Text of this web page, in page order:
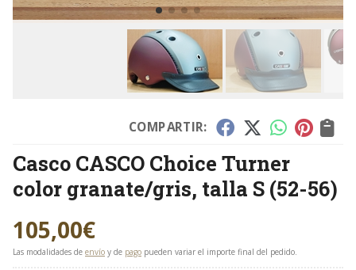
COMPARTIR:
Casco CASCO Choice Turner
color granate/gris, talla S (52-56)
105,00€
Las modalidades de envío y de pago pueden variar el importe final del pedido.